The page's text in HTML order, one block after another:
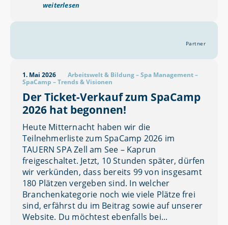
weiterlesen
Partner
1. Mai 2026 Arbeitswelt & Bildung–Spa Management–
SpaCamp –Trends & Visionen
Der Ticket-Verkauf zum SpaCamp
2026 hat begonnen!
Heute Mitternacht haben wir die
Teilnehmerliste zum SpaCamp 2026 im
TAUERN SPA Zell am See – Kaprun
freigeschaltet. Jetzt, 10 Stunden später, dürfen
wir verkünden, dass bereits 99 von insgesamt
180 Plätzen vergeben sind. In welcher
Branchenkategorie noch wie viele Plätze frei
sind, erfährst du im Beitrag sowie auf unserer
Website. Du möchtest ebenfalls bei...